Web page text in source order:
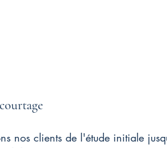
nos clients de l'étude initiale